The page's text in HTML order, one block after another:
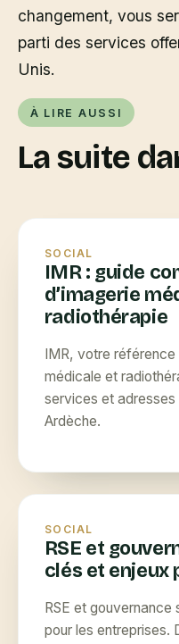
changement, vous
parti des services
Unis.
À LIRE AUSSI
La suite
SOCIAL
IMR : guide
d’imagerie
radiothérapie
IMR, votre référence
médicale et
services et
Ardèche.
SOCIAL
RSE et
clés et enjeux
RSE et gouvernance
pour les entreprises.